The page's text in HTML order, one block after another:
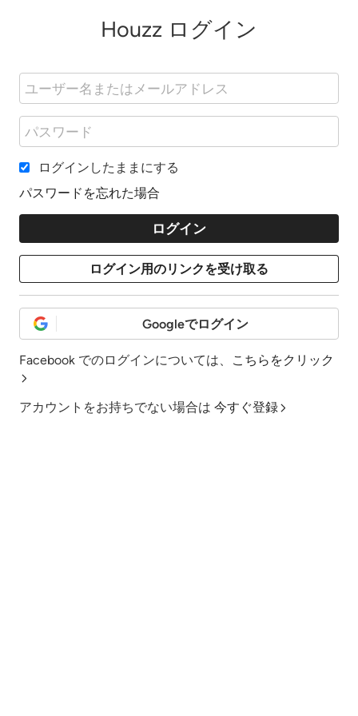
Houzz ログイン
ログインしたままにする
パスワードを忘れた場合
Googleでログイン
Facebook でのログインについては、 こちらをクリック
アカウントをお持ちでない場合は 今すぐ登録